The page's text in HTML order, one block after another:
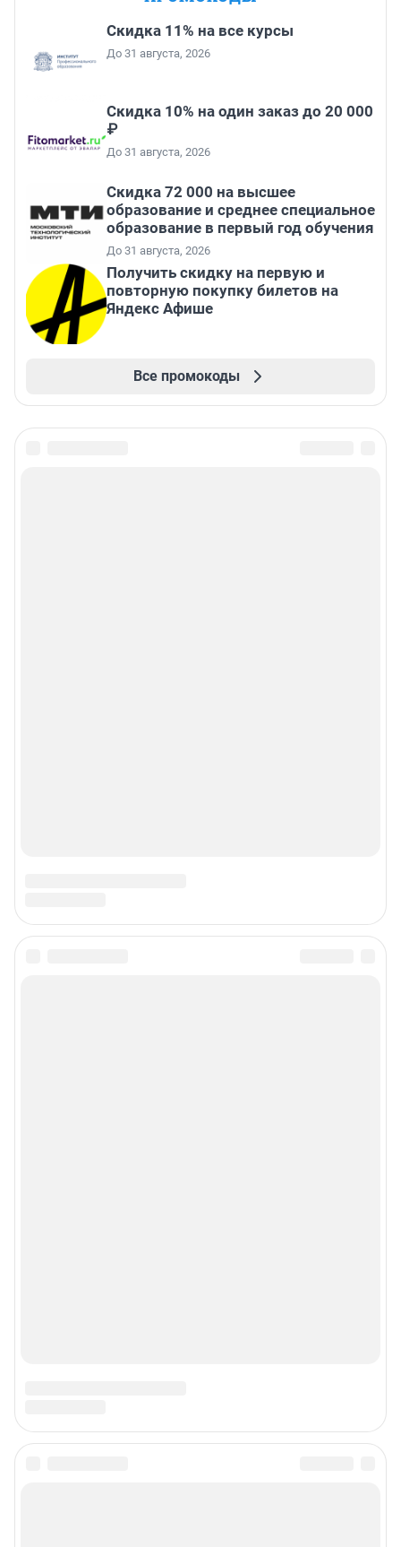
Скидка 11% на все курсы
До 31 августа, 2026
Скидка 10% на один заказ до 20 000
₽
До 31 августа, 2026
Скидка 72 000 на высшее
образование и среднее специальное
образование в первый год обучения
До 31 августа, 2026
Получить скидку на первую и
повторную покупку билетов на
Яндекс Афише
Все промокоды